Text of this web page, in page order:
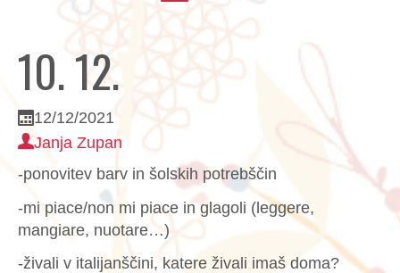
10. 12.
12/12/2021
Janja Zupan
-ponovitev barv in šolskih potrebščin
-mi piace/non mi piace in glagoli (leggere,
mangiare, nuotare…)
-živali v italijanščini, katere živali imaš doma?